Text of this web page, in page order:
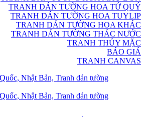
TRANH DÁN TƯỜNG HOA TỨ QUÝ
TRANH DÁN TƯỜNG HOA TUYLIP
TRANH DÁN TƯỜNG HOA KHÁC
TRANH DÁN TƯỜNG THÁC NƯỚC
TRANH THỦY MẶC
BÁO GIÁ
TRANH CANVAS